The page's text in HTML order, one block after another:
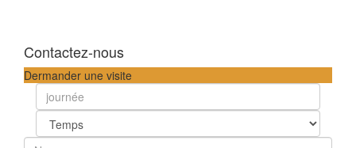
Contactez-nous
Dermander une visite